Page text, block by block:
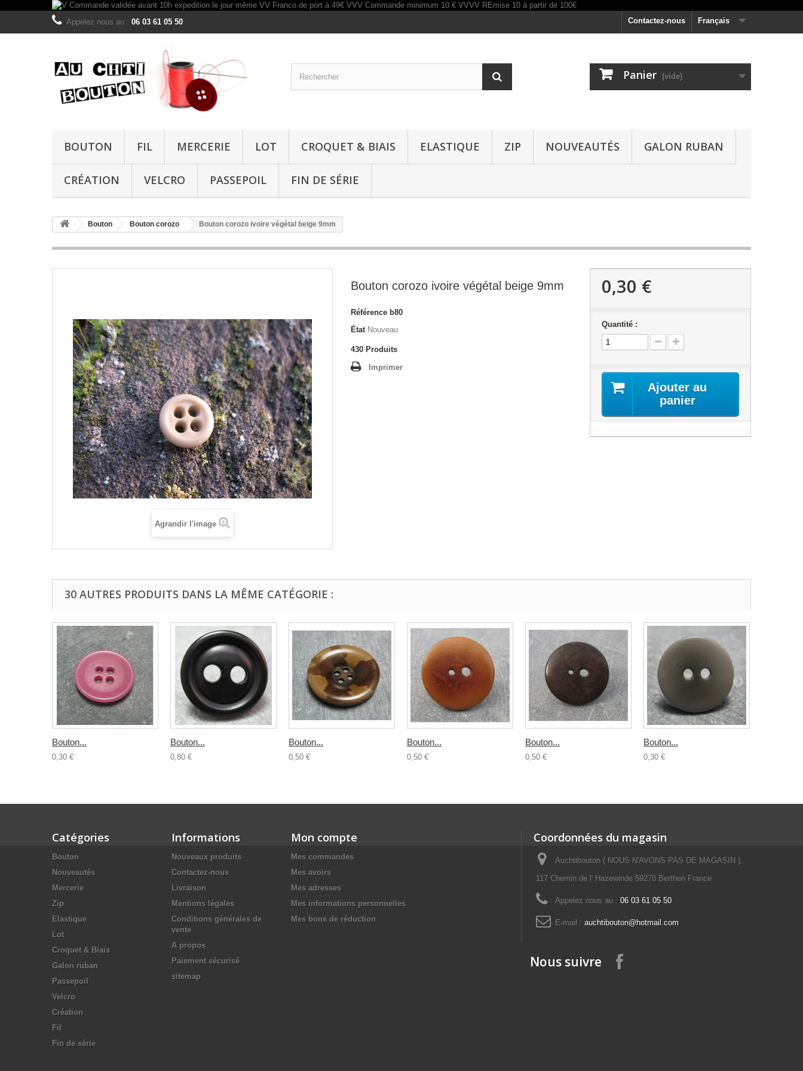
Français
Contactez-nous
Appelez nous au : 06 03 61 05 50
Panier (vide)
BOUTON FIL MERCERIE LOT CROQUET & BIAIS ELASTIQUE ZIP NOUVEAUTÉS GALON RUBAN
CRÉATION VELCRO PASSEPOIL FIN DE SÉRIE
Bouton Bouton corozo Bouton corozo ivoire végétal beige 9mm
Agrandir l'image
Bouton corozo ivoire végétal beige 9mm
Référence b80
État Nouveau
430 Produits
Imprimer
0,30 €
Quantité :
Ajouter au
panier
30 AUTRES PRODUITS DANS LA MÊME CATÉGORIE :
Bouton...
0,30 €
Bouton...
0,80 €
Bouton...
0,50 €
Bouton...
0,50 €
Bouton...
0,50 €
Bouton...
0,30 €
Catégories
Bouton
Nouveautés
Mercerie
Zip
Elastique
Lot
Croquet & Biais
Galon ruban
Passepoil
Velcro
Création
Fil
Fin de série
Informations
Nouveaux produits
Contactez-nous
Livraison
Mentions légales
Conditions générales de
vente
A propos
Paiement sécurisé
sitemap
Mon compte
Mes commandes
Mes avoirs
Mes adresses
Mes informations personnelles
Mes bons de réduction
Coordonnées du magasin
Auchtibouton ( NOUS N'AVONS PAS DE MAGASIN ),
117 Chemin de l' Hazewinde 59270 Berthen France
Appelez nous au : 06 03 61 05 50
E-mail : auchtibouton@hotmail.com
Nous suivre